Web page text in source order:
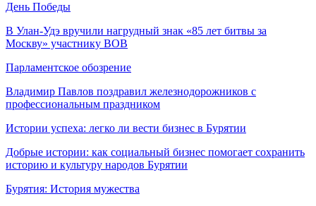
День Победы
В Улан-Удэ вручили нагрудный знак «85 лет битвы за
Москву» участнику ВОВ
Парламентское обозрение
Владимир Павлов поздравил железнодорожников с
профессиональным праздником
Истории успеха: легко ли вести бизнес в Бурятии
Добрые истории: как социальный бизнес помогает сохранить
историю и культуру народов Бурятии
Бурятия: История мужества